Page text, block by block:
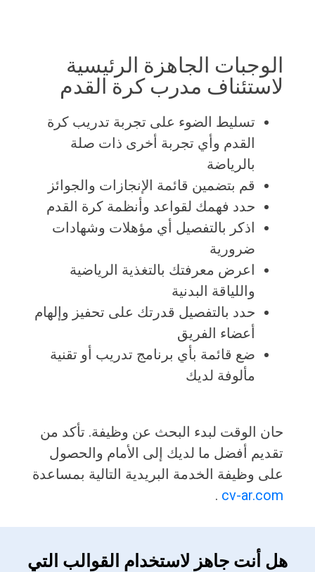
الوجبات الجاهزة الرئيسية
لاستئناف مدرب كرة القدم
تسليط الضوء على تجربة تدريب كرة
القدم وأي تجربة أخرى ذات صلة
بالرياضة
قم بتضمين قائمة الإنجازات والجوائز
حدد فهمك لقواعد وأنظمة كرة القدم
اذكر بالتفصيل أي مؤهلات وشهادات
ضرورية
اعرض معرفتك بالتغذية الرياضية
واللياقة البدنية
حدد بالتفصيل قدرتك على تحفيز وإلهام
أعضاء الفريق
ضع قائمة بأي برنامج تدريب أو تقنية
مألوفة لديك
حان الوقت لبدء البحث عن وظيفة. تأكد من
تقديم أفضل ما لديك إلى الأمام والحصول
على وظيفة الخدمة البريدية التالية بمساعدة
cv-ar.com
.
هل أنت جاهز لاستخدام القوالب التي